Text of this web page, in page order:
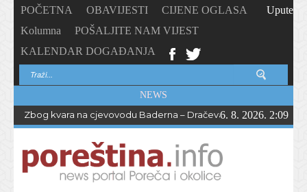
POČETNA OBAVIJESTI
CIJENE OGLASA
Kolumna
POŠALJITE NAM VIJEST
KALENDAR DOGAĐANJA
Upute
NEWS
Zbog kvara na cjevovodu Baderna – Dračevac bez vode do
6. 8. 2026. 2:09